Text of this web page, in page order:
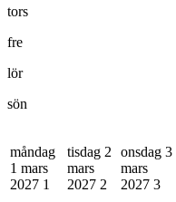
tors
fre
lör
sön
måndag
1 mars
2027 1
tisdag 2
mars
2027 2
onsdag 3
mars
2027 3